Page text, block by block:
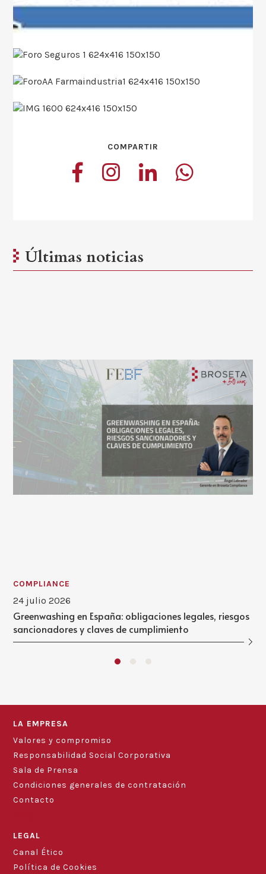
COMPARTIR
Últimas noticias
COMPLIANCE
24 julio 2026
Greenwashing en España: obligaciones legales, riesgos
sancionadores y claves de cumplimiento
LA EMPRESA
Valores y compromiso
Responsabilidad Social Corporativa
Sala de Prensa
Condiciones generales de contratación
Contacto
LEGAL
Canal Ético
Política de Cookies